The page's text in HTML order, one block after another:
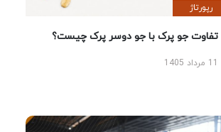
رپورتاژ
تفاوت جو پرک با جو دوسر پرک چیست؟